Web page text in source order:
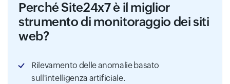
Perché Site24x7 è il miglior
strumento di monitoraggio dei siti
web?
Rilevamento delle anomalie basato
sull'intelligenza artificiale.